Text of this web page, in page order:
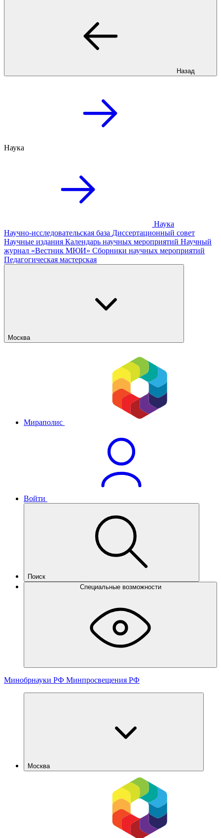
Назад
Наука
Наука
Научно-исследовательская база Диссертационный совет
Научные издания Календарь научных мероприятий Научный
журнал «Вестник МЮИ» Сборники научных мероприятий
Педагогическая мастерская
Москва
Мираполис
Войти
Поиск
Специальные возможности
Минобрнауки РФ Минпросвещения РФ
Москва